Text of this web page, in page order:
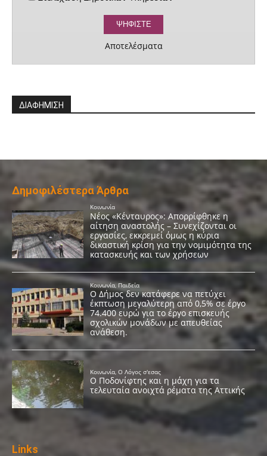
Αποτελέσματα
ΔΙΑΦΗΜΙΣΗ
Δημοφιλέστερα Άρθρα
Links